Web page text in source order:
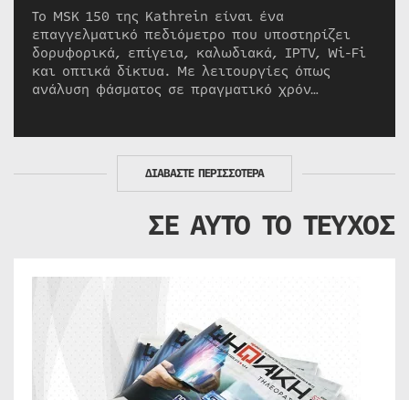
Το MSK 150 της Kathrein είναι ένα
επαγγελματικό πεδιόμετρο που υποστηρίζει
δορυφορικά, επίγεια, καλωδιακά, IPTV, Wi-Fi
και οπτικά δίκτυα. Με λειτουργίες όπως
ανάλυση φάσματος σε πραγματικό χρόν…
ΔΙΑΒΑΣΤΕ ΠΕΡΙΣΣΟΤΕΡΑ
ΣΕ ΑΥΤΟ ΤΟ ΤΕΥΧΟΣ